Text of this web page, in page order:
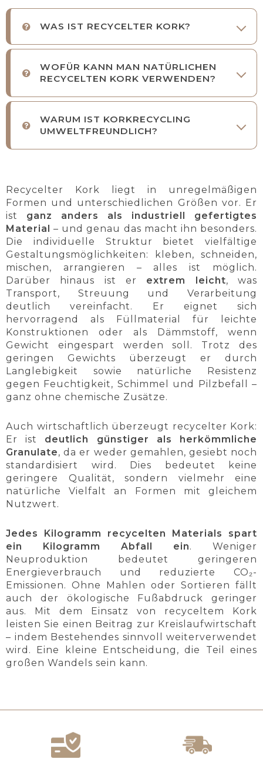
WAS IST RECYCELTER KORK?
WOFÜR KANN MAN NATÜRLICHEN
RECYCELTEN KORK VERWENDEN?
WARUM IST KORKRECYCLING
UMWELTFREUNDLICH?
Recycelter Kork liegt in unregelmäßigen
Formen und unterschiedlichen Größen vor. Er
ist ganz anders als industriell gefertigtes
Material
– und genau das macht ihn besonders.
Die individuelle Struktur bietet vielfältige
Gestaltungsmöglichkeiten: kleben, schneiden,
mischen, arrangieren – alles ist möglich.
Darüber hinaus ist er extrem leicht, was
Transport, Streuung und Verarbeitung
deutlich vereinfacht. Er eignet sich
hervorragend als Füllmaterial für leichte
Konstruktionen oder als Dämmstoff, wenn
Gewicht eingespart werden soll. Trotz des
geringen Gewichts überzeugt er durch
Langlebigkeit sowie natürliche Resistenz
gegen Feuchtigkeit, Schimmel und Pilzbefall –
ganz ohne chemische Zusätze.
Auch wirtschaftlich überzeugt recycelter Kork:
Er ist deutlich günstiger als herkömmliche
Granulate, da er weder gemahlen, gesiebt noch
standardisiert wird. Dies bedeutet keine
geringere Qualität, sondern vielmehr eine
natürliche Vielfalt an Formen mit gleichem
Nutzwert.
Jedes Kilogramm recycelten Materials spart
ein Kilogramm Abfall ein. Weniger
Neuproduktion bedeutet geringeren
Energieverbrauch und reduzierte CO₂-
Emissionen. Ohne Mahlen oder Sortieren fällt
auch der ökologische Fußabdruck geringer
aus. Mit dem Einsatz von recyceltem Kork
leisten Sie einen Beitrag zur Kreislaufwirtschaft
– indem Bestehendes sinnvoll weiterverwendet
wird. Eine kleine Entscheidung, die Teil eines
großen Wandels sein kann.